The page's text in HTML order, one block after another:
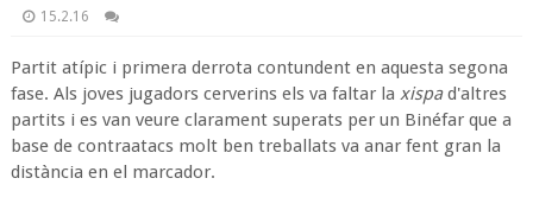
15.2.16
Partit atípic i primera derrota contundent en aquesta segona
fase. Als joves jugadors cerverins els va faltar la xispad'altres
partits i es van veure clarament superats per un Binéfar que a
base de contraatacs molt ben treballats va anar fent gran la
distància en el marcador.